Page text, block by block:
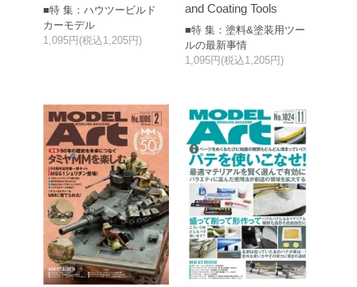
■特 集：ハウツービルド
カーモデル
1,095円(税込1,205円)
and Coating Tools
■特 集：塗料&塗装用ツー
ルの最新事情
1,095円(税込1,205円)